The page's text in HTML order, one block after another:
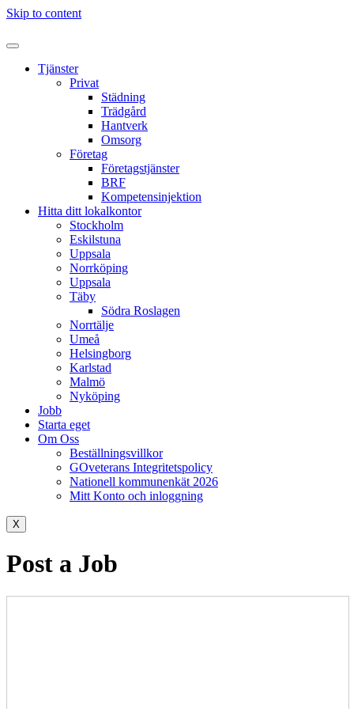
Skip to content
Tjänster
Privat
Städning
Trädgård
Hantverk
Omsorg
Företag
Företagstjänster
BRF
Kompetensinjektion
Hitta ditt lokalkontor
Stockholm
Eskilstuna
Uppsala
Norrköping
Uppsala
Täby
Södra Roslagen
Norrtälje
Umeå
Helsingborg
Karlstad
Malmö
Nyköping
Jobb
Starta eget
Om Oss
Beställningsvillkor
GOveterans Integritetspolicy
Nationell kommunenkät 2026
Mitt Konto och inloggning
X
Post a Job